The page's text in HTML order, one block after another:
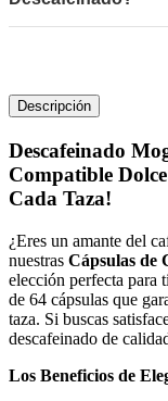
Descripción
Descafeinado
Compatible
Cada Taza!
¿Eres un amante del
nuestras Cápsulas de
elección perfecta para
de 64 cápsulas que
taza. Si buscas
descafeinado de
Los Beneficios de